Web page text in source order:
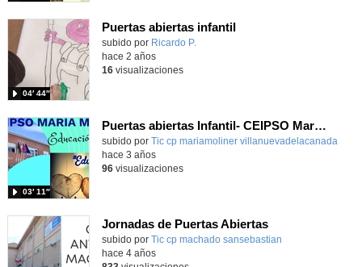
Puertas abiertas infantil
Contenido educativo.
subido por Ricardo P.
04′ 44″
hace 2 años
16visualizaciones
Puertas abiertas Infantil- CEIPSO María Moliner
subido por Tic cp mariamoliner villanuevadelacanada
03′ 11″
hace 3 años
96visualizaciones
Jornadas de Puertas Abiertas- Contenido
Contenido educativo.
subido por Tic cp machado sansebastian
hace 4 años